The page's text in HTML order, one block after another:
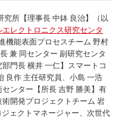
所【理事長 中鉢 良治】（以
エレクトロニクス研究センタ
機能表面プロセスチーム 野村
兼 同センター 副研究センタ
部門長 横井 一仁】スマートコ
良作 主任研究員、小島 一浩
ンター【所長 吉野 勝美】有
開発プロジェクトチーム 岩
ェクトマネージャー、次世代